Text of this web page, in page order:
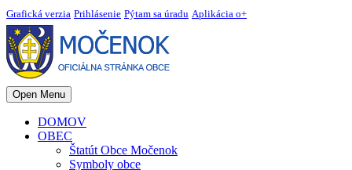
Grafická verzia Prihlásenie Pýtam sa úradu Aplikácia o+
Open Menu
DOMOV
OBEC
Štatút Obce Močenok
Symboly obce